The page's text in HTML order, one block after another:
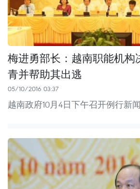
梅进勇部长：越南职能机构
青并帮助其出逃
05/10/2016 03:37
越南政府10月4日下午召开例行新闻